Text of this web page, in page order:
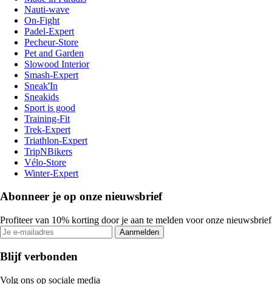
Nauti-wave
On-Fight
Padel-Expert
Pecheur-Store
Pet and Garden
Slowood Interior
Smash-Expert
Sneak'In
Sneakids
Sport is good
Training-Fit
Trek-Expert
Triathlon-Expert
TripNBikers
Vélo-Store
Winter-Expert
Abonneer je op onze nieuwsbrief
Profiteer van 10% korting door je aan te melden voor onze nieuwsbrief
Aanmelden
Blijf verbonden
Volg ons op sociale media